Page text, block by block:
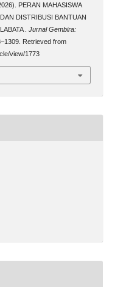
PERAN MAHASISWA
DISTRIBUSI BANTUAN
. Jurnal Gembira:
Retrieved from
view/1773